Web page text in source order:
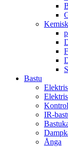
Bastu
IR-
Ånga